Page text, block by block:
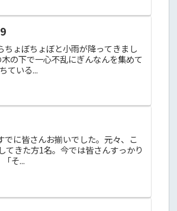
ょぼちょぼと小雨が降ってきまし
の下で一心不乱にぎんなんを集めて
ている...
に皆さんお揃いでした。元々、こ
てきた方1名。今では皆さんすっかり
そ...